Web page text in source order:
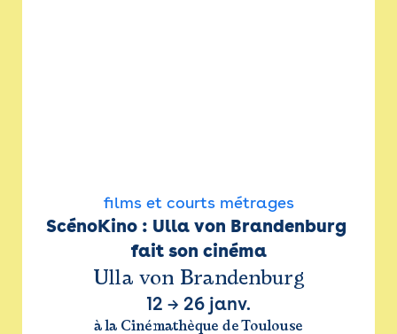
films et courts métrages
ScénoKino : Ulla von Brandenburg
fait son cinéma
Ulla von Brandenburg
12 → 26 janv.
à la Cinémathèque de Toulouse